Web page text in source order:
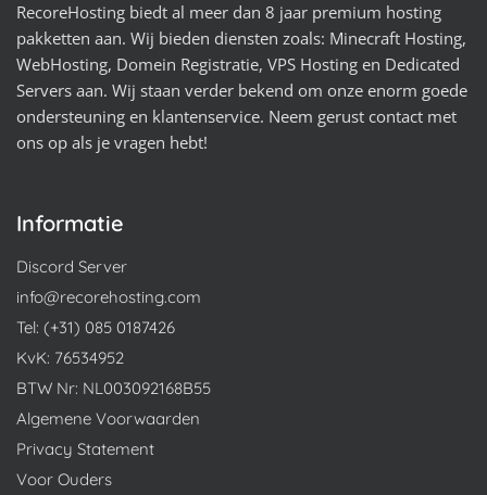
RecoreHosting biedt al meer dan 8 jaar premium hosting
pakketten aan. Wij bieden diensten zoals: Minecraft Hosting,
WebHosting, Domein Registratie, VPS Hosting en Dedicated
Servers aan. Wij staan verder bekend om onze enorm goede
ondersteuning en klantenservice. Neem gerust contact met
ons op als je vragen hebt!
Informatie
Discord Server
info@recorehosting.com
Tel: (+31) 085 0187426
KvK: 76534952
BTW Nr: NL003092168B55
Algemene Voorwaarden
Privacy Statement
Voor Ouders